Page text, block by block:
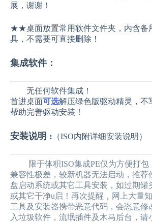
展，谢谢！
★★桌面放置常用软件文件夹，内含备
具，不需要可直接删除！
集成软件：
无任何软件集成！
首进桌面可选解压绿色版驱动精灵 ，
帮助完善驱动安装！
安装说明 : （ISO内附详细安装说明）
限于体积ISO集成PE仅为方便打包
兼容性极差，较新机器无法启动，推荐
盘启动系统或其它工具安装，如过期罐
或其它干净u启！再次提醒，网上大量
工具及安装器携带恶意代码，会恣意修
入垃圾软件，流氓插件及木马后台，请